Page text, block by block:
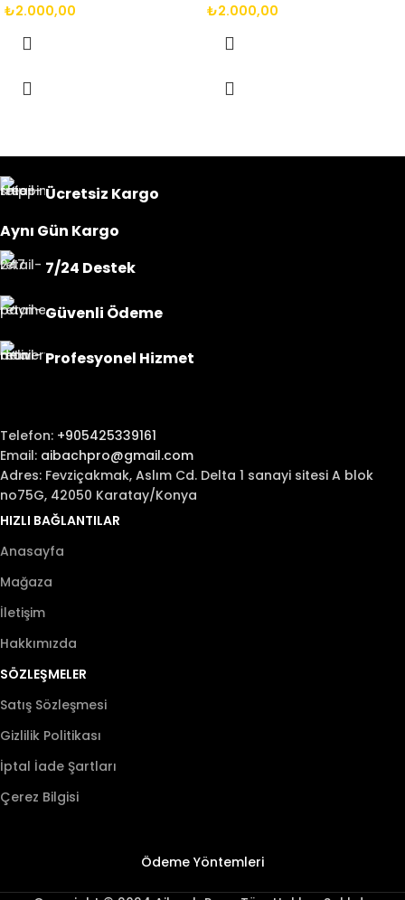
(VE SONRASI)
5X112 66.6 14X1.25
BIJON
₺2.000,00
> (VE SONRASI)
5X112 66.6 14X1.25
BIJON
₺2.000,00
Ücretsiz Kargo
Aynı Gün Kargo
7/24 Destek
Güvenli Ödeme
Profesyonel Hizmet
Telefon: +905425339161
Email: aibachpro@gmail.com
Adres: Fevziçakmak, Aslım Cd. Delta 1 sanayi sitesi A blok
no75G, 42050 Karatay/Konya
HIZLI BAĞLANTILAR
Anasayfa
Mağaza
İletişim
Hakkımızda
SÖZLEŞMELER
Satış Sözleşmesi
Gizlilik Politikası
İptal İade Şartları
Çerez Bilgisi
Ödeme Yöntemleri